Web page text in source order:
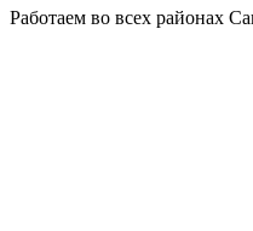
Работаем во всех районах